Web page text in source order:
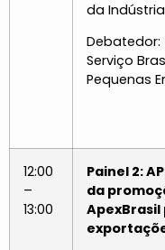
da
Debatedor:
Serviço
Pequenas
12:00
–
13:00
Painel 2:
da